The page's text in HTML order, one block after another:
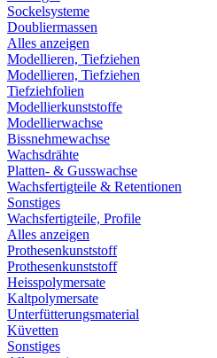
Sockelsysteme
Doubliermassen
Alles anzeigen
Modellieren, Tiefziehen
Modellieren, Tiefziehen
Tiefziehfolien
Modellierkunststoffe
Modellierwachse
Bissnehmewachse
Wachsdrähte
Platten- & Gusswachse
Wachsfertigteile & Retentionen
Sonstiges
Wachsfertigteile, Profile
Alles anzeigen
Prothesenkunststoff
Prothesenkunststoff
Heisspolymersate
Kaltpolymersate
Unterfütterungsmaterial
Küvetten
Sonstiges